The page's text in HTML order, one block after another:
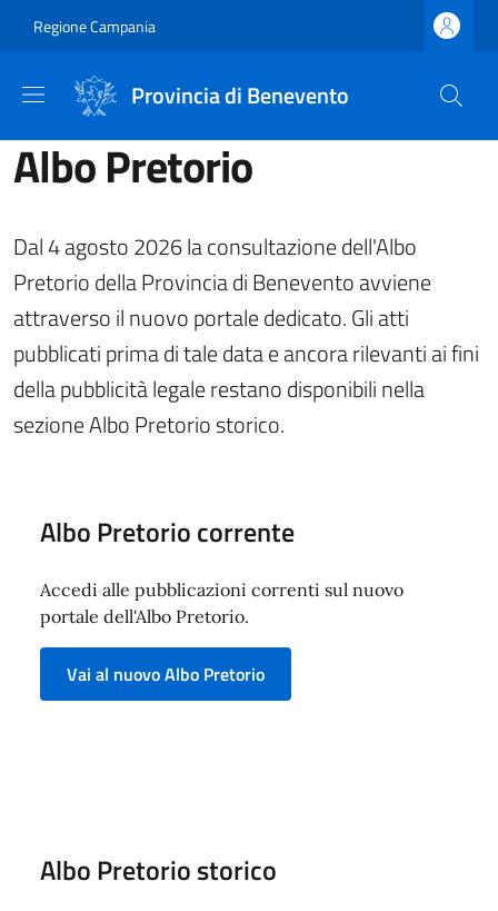
Regione Campania
Provincia di Benevento
Albo Pretorio
Dal 4 agosto 2026 la consultazione dell'Albo
Pretorio della Provincia di Benevento avviene
attraverso il nuovo portale dedicato. Gli atti
pubblicati prima di tale data e ancora rilevanti ai fini
della pubblicità legale restano disponibili nella
sezione Albo Pretorio storico.
Albo Pretorio corrente
Accedi alle pubblicazioni correnti sul nuovo
portale dell'Albo Pretorio.
Vai al nuovo Albo Pretorio
Albo Pretorio storico